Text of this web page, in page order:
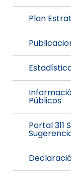
Plan
Públicos
Portal 311